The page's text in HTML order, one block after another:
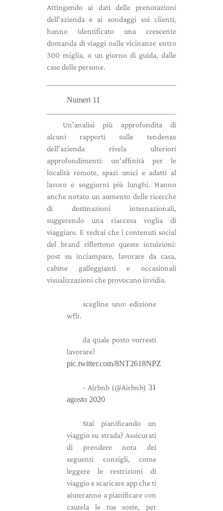
Attingendo ai dati delle prenotazioni
dell'azienda e ai sondaggi sui clienti,
hanno identificato una crescente
domanda di viaggi nelle vicinanze entro
300 miglia, o un giorno di guida, dalle
case delle persone.
Numeri 11
Un'analisi più approfondita di
alcuni rapporti sulle tendenze
dell'azienda rivela ulteriori
approfondimenti: un'affinità per le
località remote, spazi unici e adatti al
lavoro e soggiorni più lunghi. Hanno
anche notato un aumento delle ricerche
di destinazioni internazionali,
suggerendo una riaccesa voglia di
viaggiare. E vedrai che i contenuti social
del brand riflettono queste intuizioni:
post su inciampare, lavorare da casa,
cabine galleggianti e occasionali
visualizzazioni che provocano invidia.
scegline uno: edizione
wfh.
da quale posto vorresti
lavorare?
pic.twitter.com/8NT2618NPZ
- Airbnb (@Airbnb) 31
agosto 2020
Stai pianificando un
viaggio su strada? Assicurati
di prendere nota dei
seguenti consigli, come
leggere le restrizioni di
viaggio e scaricare app che ti
aiuteranno a pianificare con
cautela le tue soste, per